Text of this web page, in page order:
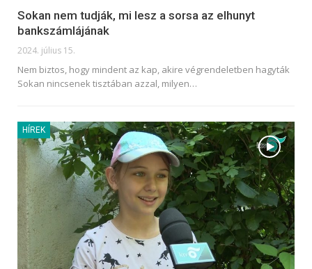
Sokan nem tudják, mi lesz a sorsa az elhunyt
bankszámlájának
2024. július 15.
Nem biztos, hogy mindent az kap, akire végrendeletben hagyták
Sokan nincsenek tisztában azzal, milyen…
HÍREK